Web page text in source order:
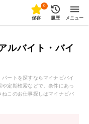
0
保存 履歴 メニュー
ルバイト・バイ
ートを探すならマイナビバイ
定期検索などで、条件にあっ
このお仕事探しはマイナビバ